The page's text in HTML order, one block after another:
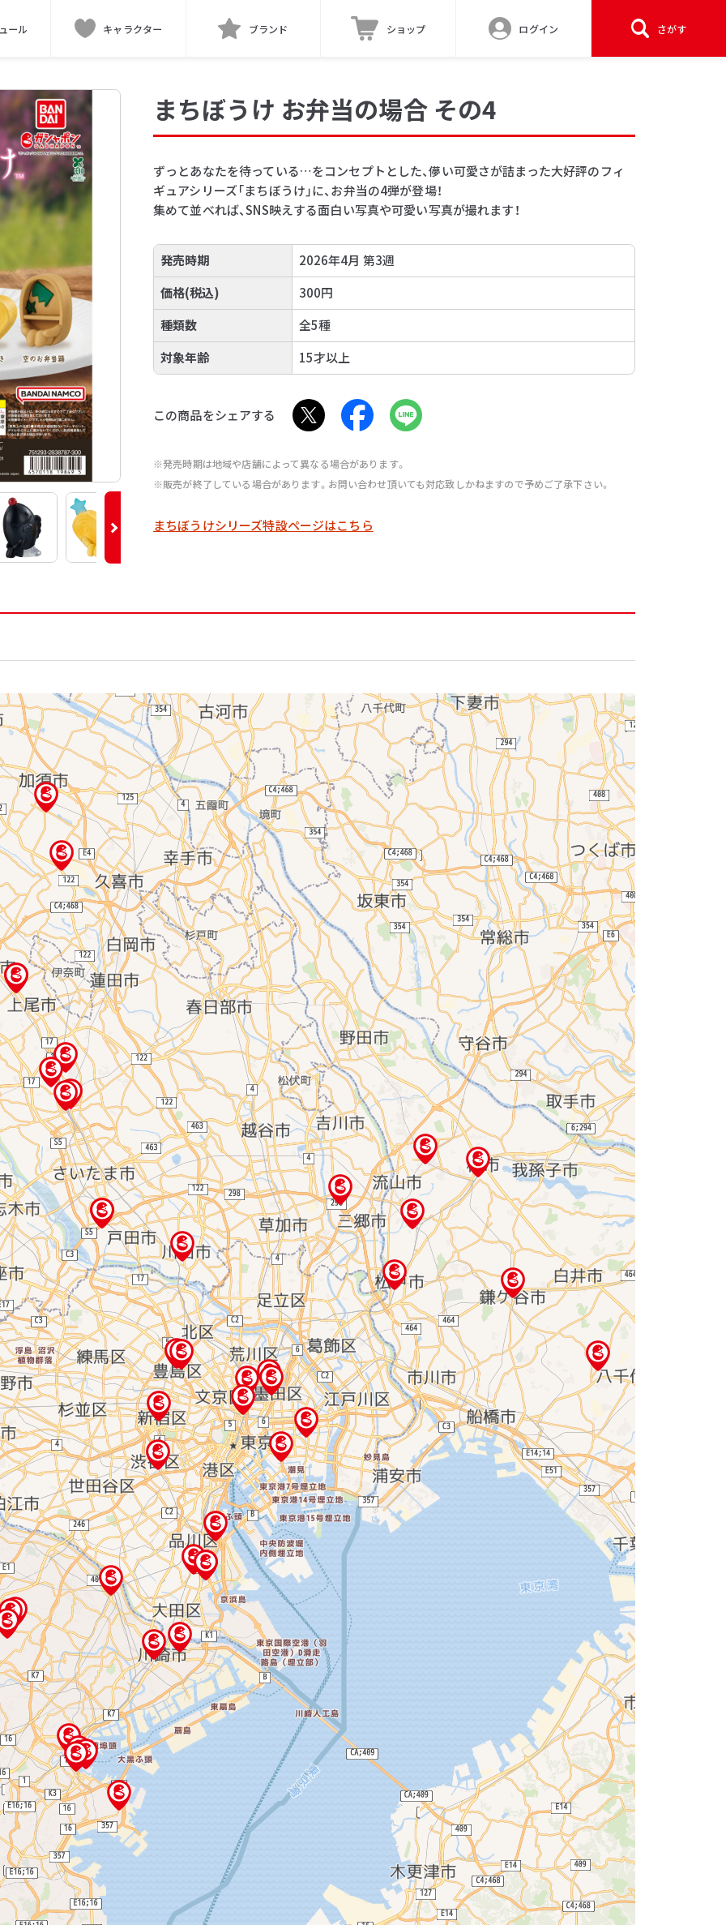
ール キャラクター ブランド ショップ ログイン さがす
まちぼうけ お弁当の場合 その4
ずっとあなたを待っている…をコンセプトとした、儚い可愛さが詰まった大好評のフィ
ギュアシリーズ「まちぼうけ」に、お弁当の4弾が登場！
集めて並べれば、SNS映えする面白い写真や可愛い写真が撮れます！
発売時期
2026年4月 第3週
価格(税込)
300円
種類数
全5種
対象年齢
15才以上
この商品をシェアする
※発売時期は地域や店舗によって異なる場合があります。
※販売が終了している場合があります。お問い合わせ頂いても対応致しかねますので予めご了承下さい。
まちぼうけシリーズ特設ページはこちら